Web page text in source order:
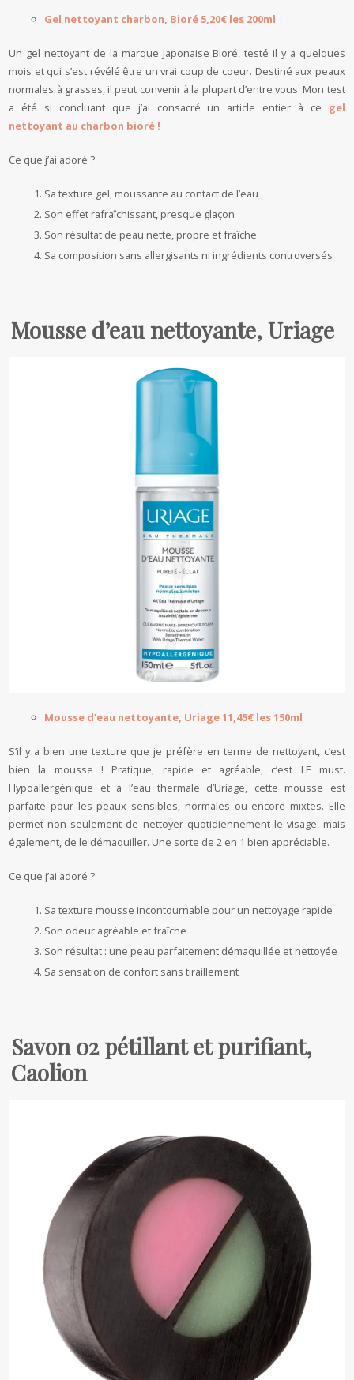
Gel nettoyant charbon, Bioré 5,20€ les 200ml
Un gel nettoyant de la marque Japonaise Bioré, testé il y a quelques
mois et qui s’est révélé être un vrai coup de coeur. Destiné aux peaux
normales à grasses, il peut convenir à la plupart d’entre vous. Mon test
a été si concluant que j’ai consacré un article entier à ce gel
nettoyant au charbon bioré !
Ce que j’ai adoré ?
Sa texture gel, moussante au contact de l’eau
Son effet rafraîchissant, presque glaçon
Son résultat de peau nette, propre et fraîche
Sa composition sans allergisants ni ingrédients controversés
Mousse d’eau nettoyante, Uriage
Mousse d’eau nettoyante, Uriage 11,45€ les 150ml
S’il y a bien une texture que je préfère en terme de nettoyant, c’est
bien la mousse ! Pratique, rapide et agréable, c’est LE must.
Hypoallergénique et à l’eau thermale d’Uriage, cette mousse est
parfaite pour les peaux sensibles, normales ou encore mixtes. Elle
permet non seulement de nettoyer quotidiennement le visage, mais
également, de le démaquiller. Une sorte de 2 en 1 bien appréciable.
Ce que j’ai adoré ?
Sa texture mousse incontournable pour un nettoyage rapide
Son odeur agréable et fraîche
Son résultat : une peau parfaitement démaquillée et nettoyée
Sa sensation de confort sans tiraillement
Savon 02 pétillant et purifiant,
Caolion